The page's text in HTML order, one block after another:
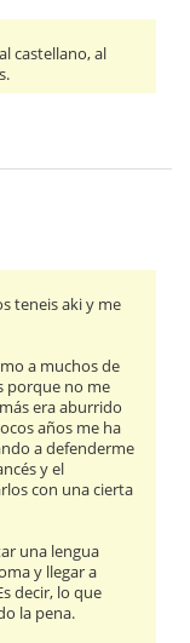
castellano, al
teneis aki y me
a muchos de
porque no me
era aburrido
años me ha
a defenderme
y el
con una cierta
una lengua
y llegar a
decir, lo que
la pena.